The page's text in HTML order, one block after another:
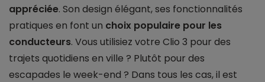
appréciée. Son design élégant, ses fonctionnalités
pratiques en font un choix populaire pour les
conducteurs. Vous utilisiez votre Clio 3 pour des
trajets quotidiens en ville ? Plutôt pour des
escapades le week-end ? Dans tous les cas, il est